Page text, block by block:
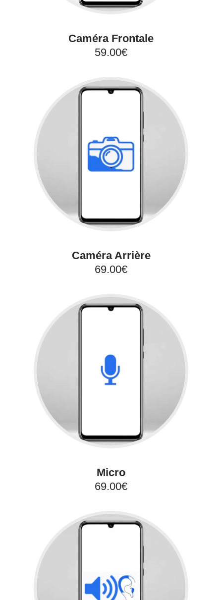
Caméra Frontale
59.00€
Caméra Arrière
69.00€
Micro
69.00€